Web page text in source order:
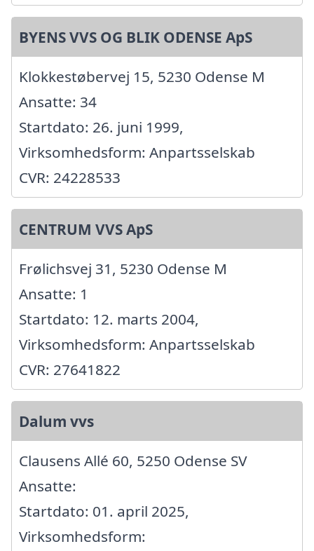
BYENS VVS OG BLIK ODENSE ApS
Klokkestøbervej 15, 5230 Odense M
Ansatte: 34
Startdato: 26. juni 1999,
Virksomhedsform: Anpartsselskab
CVR: 24228533
CENTRUM VVS ApS
Frølichsvej 31, 5230 Odense M
Ansatte: 1
Startdato: 12. marts 2004,
Virksomhedsform: Anpartsselskab
CVR: 27641822
Dalum vvs
Clausens Allé 60, 5250 Odense SV
Ansatte:
Startdato: 01. april 2025,
Virksomhedsform: